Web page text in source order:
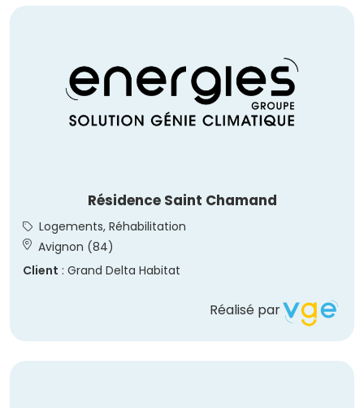
Résidence Saint Chamand
Logements, Réhabilitation
Avignon (84)
Client : Grand Delta Habitat
Réalisé par